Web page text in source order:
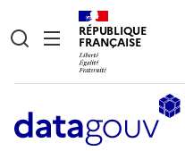
RÉPUBLIQUE
FRANÇAISE